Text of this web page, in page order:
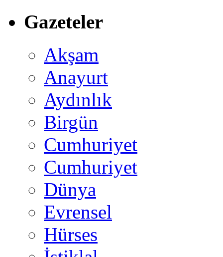
Gazeteler
Akşam
Anayurt
Aydınlık
Birgün
Cumhuriyet
Cumhuriyet
Dünya
Evrensel
Hürses